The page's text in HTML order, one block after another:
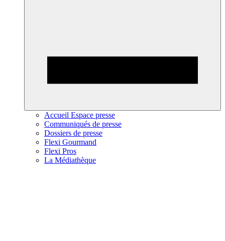
Accueil Espace presse
Communiqués de presse
Dossiers de presse
Flexi Gourmand
Flexi Pros
La Médiathèque